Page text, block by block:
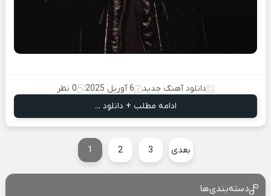
دانلود آهنگ جدید 6 آوریل 2025
0 نظر
ادامه مطلب + دانلود ...
1 2 3 بعدی
دسته‌بندی‌ها